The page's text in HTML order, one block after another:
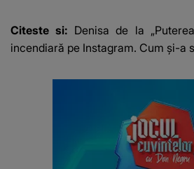
suspecți
Citeste si: Denisa de la
incendiară pe Instagram. Cum și-a